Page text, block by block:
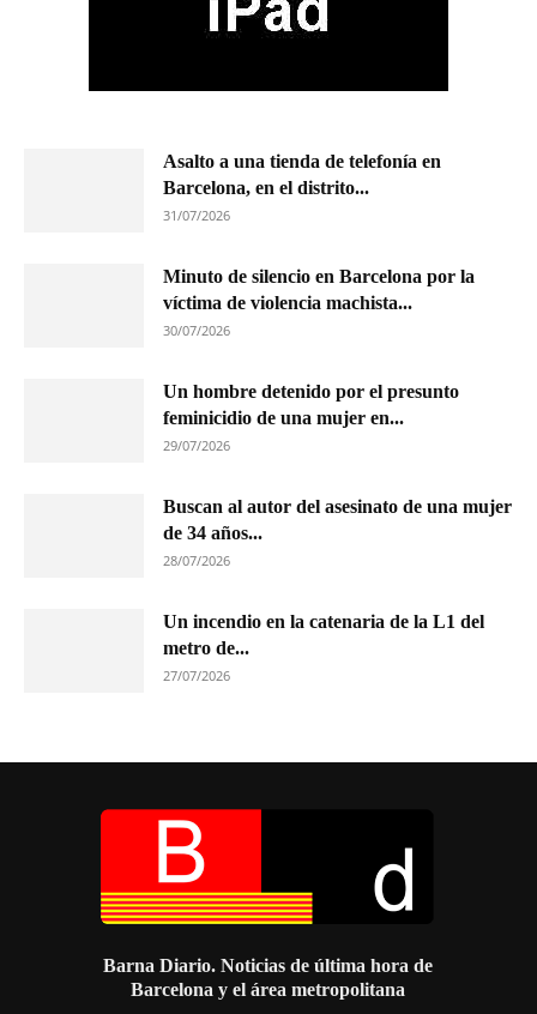
Asalto a una tienda de telefonía en
Barcelona, en el distrito...
31/07/2026
Minuto de silencio en Barcelona por la
víctima de violencia machista...
30/07/2026
Un hombre detenido por el presunto
feminicidio de una mujer en...
29/07/2026
Buscan al autor del asesinato de una mujer
de 34 años...
28/07/2026
Un incendio en la catenaria de la L1 del
metro de...
27/07/2026
Barna Diario. Noticias de última hora de
Barcelona y el área metropolitana